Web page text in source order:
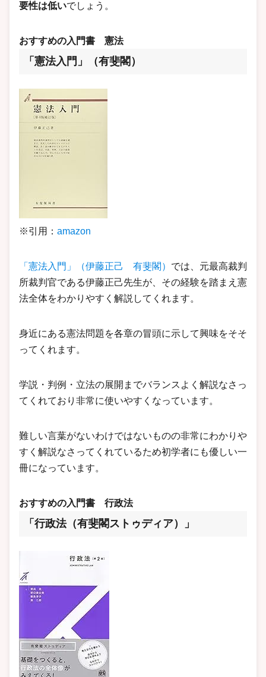
要性は低いでしょう。
おすすめの入門書 憲法
「憲法入門」（有斐閣）
※引用： amazon
「憲法入門」（伊藤正己 有斐閣） では、元最高裁判
所裁判官である伊藤正己先生が、その経験を踏まえ憲
法全体をわかりやすく解説してくれます。
身近にある憲法問題を各章の冒頭に示して興味をそそ
ってくれます。
学説・判例・立法の展開までバランスよく解説なさっ
てくれており非常に使いやすくなっています。
難しい言葉がないわけではないものの非常にわかりや
すく解説なさってくれているため初学者にも優しい一
冊になっています。
おすすめの入門書 行政法
「行政法（有斐閣ストゥディア）」